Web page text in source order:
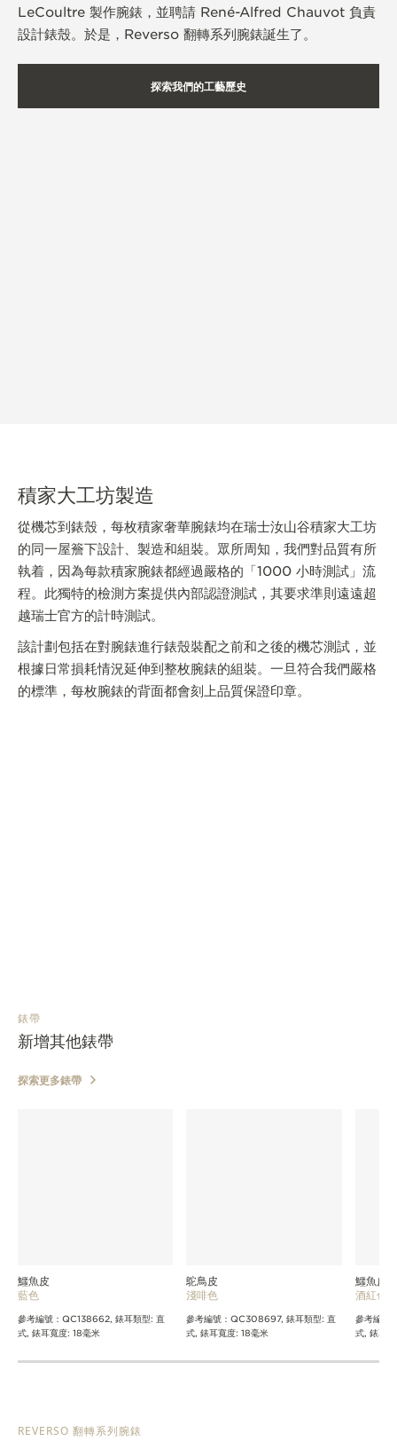
LeCoultre 製作腕錶，並聘請 René-Alfred Chauvot 負責
設計錶殼。於是，Reverso 翻轉系列腕錶誕生了。
探索我們的工藝歷史
積家大工坊製造
從機芯到錶殼，每枚積家奢華腕錶均在瑞士汝山谷積家大工坊
的同一屋簷下設計、製造和組裝。眾所周知，我們對品質有所
執着，因為每款積家腕錶都經過嚴格的「1000 小時測試」流
程。此獨特的檢測方案提供內部認證測試，其要求準則遠遠超
越瑞士官方的計時測試。
該計劃包括在對腕錶進行錶殼裝配之前和之後的機芯測試，並
根據日常損耗情況延伸到整枚腕錶的組裝。一旦符合我們嚴格
的標準，每枚腕錶的背面都會刻上品質保證印章。
錶帶
新增其他錶帶
探索更多錶帶
鱷魚皮
藍色
參考編號：QC138662, 錶耳類型: 直
式, 錶耳寬度: 18毫米
鴕鳥皮
淺啡色
參考編號：QC308697, 錶耳類型: 直
式, 錶耳寬度: 18毫米
鱷魚皮
酒紅色
參考編號
式, 錶耳
REVERSO 翻轉系列腕錶